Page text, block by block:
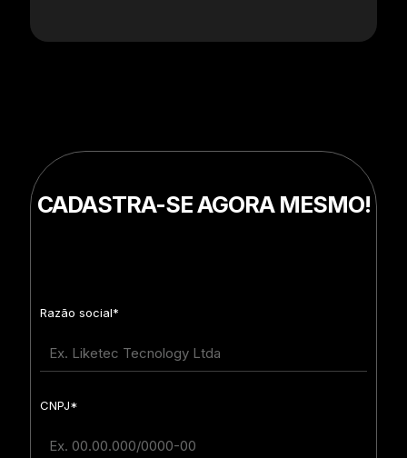
CADASTRA-SE AGORA MESMO!
Razão social*
CNPJ*